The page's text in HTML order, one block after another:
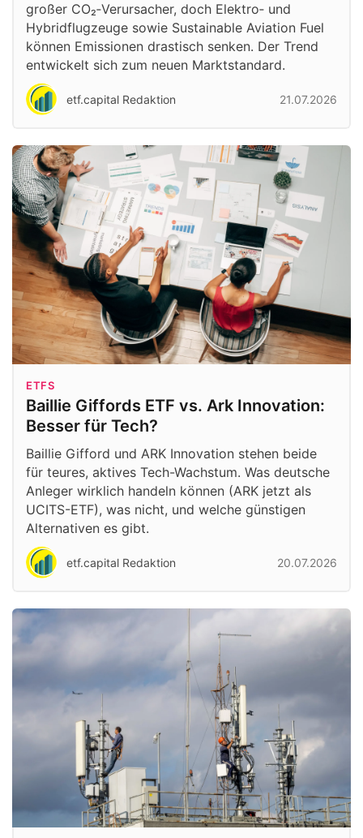
großer CO₂‑Verursacher, doch Elektro‑ und
Hybridflugzeuge sowie Sustainable Aviation Fuel
können Emissionen drastisch senken. Der Trend
entwickelt sich zum neuen Marktstandard.
etf.capital Redaktion 21.07.2026
ETFS
Baillie Giffords ETF vs. Ark Innovation:
Besser für Tech?
Baillie Gifford und ARK Innovation stehen beide
für teures, aktives Tech-Wachstum. Was deutsche
Anleger wirklich handeln können (ARK jetzt als
UCITS-ETF), was nicht, und welche günstigen
Alternativen es gibt.
etf.capital Redaktion 20.07.2026